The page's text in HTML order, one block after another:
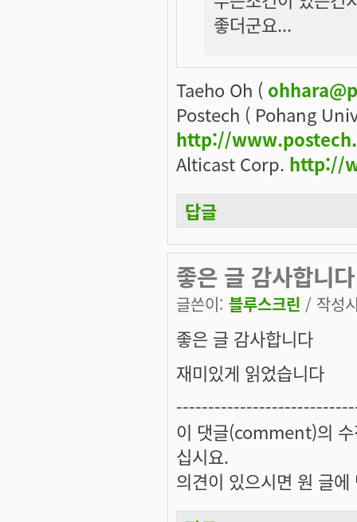
좋더군요...
Taeho Oh (
Postech ( Pohang
http://
Alticast Corp. http://
답글
좋은 글 감사합니다
글쓴이: 블루스크린 / 작성
좋은 글 감사합니다
재미있게 읽었습니다
이 댓글(comment)의
십시요.
의견이 있으시면 원 글